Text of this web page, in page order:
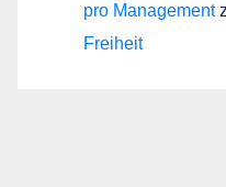
pro Management
Freiheit